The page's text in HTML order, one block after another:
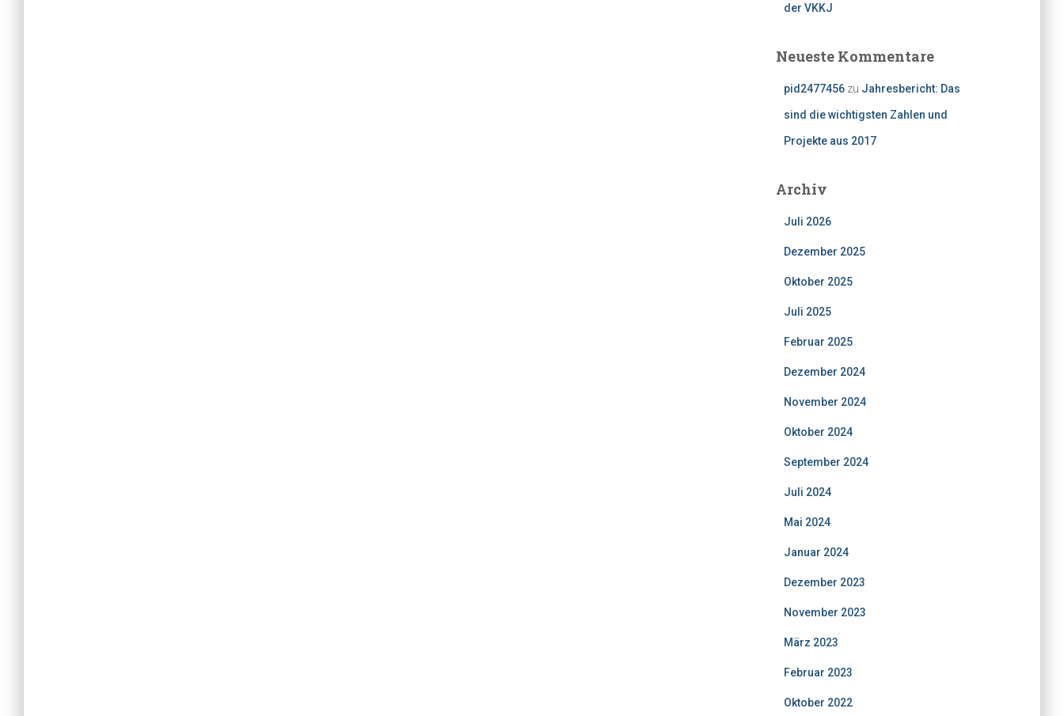
der VKKJ
Neueste Kommentare
pid2477456zu Jahresbericht: Das
sind die wichtigsten Zahlen und
Projekte aus 2017
Archiv
Juli 2026
Dezember 2025
Oktober 2025
Juli 2025
Februar 2025
Dezember 2024
November 2024
Oktober 2024
September 2024
Juli 2024
Mai 2024
Januar 2024
Dezember 2023
November 2023
März 2023
Februar 2023
Oktober 2022